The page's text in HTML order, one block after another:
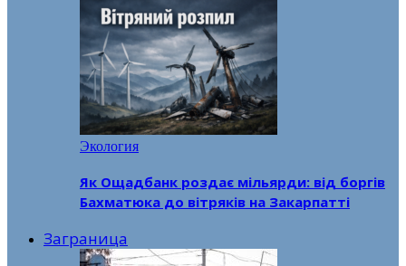
Экология
Як Ощадбанк роздає мільярди: від боргів
Бахматюка до вітряків на Закарпатті
Заграница